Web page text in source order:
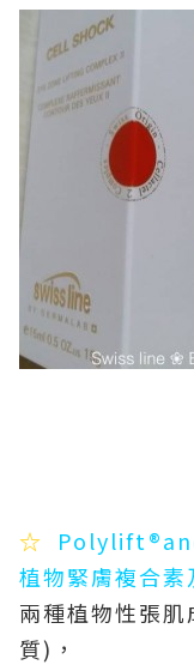
☆
植物緊膚複合素
兩種植物性張
質)，